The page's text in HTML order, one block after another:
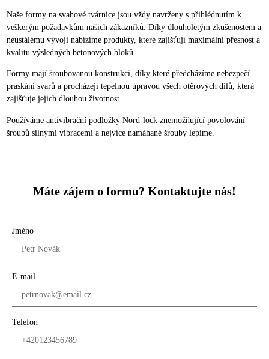
Naše formy na svahové tvárnice jsou vždy navrženy s přihlédnutím k
veškerým požadavkům našich zákazníků. Díky dlouholetým zkušenostem a
neustálému vývoji nabízíme produkty, které zajišťují maximální přesnost a
kvalitu výsledných betonových bloků.
Formy mají šroubovanou konstrukci, díky které předcházíme nebezpečí
praskání svarů a procházejí tepelnou úpravou všech otěrových dílů, která
zajišťuje jejich dlouhou životnost.
Používáme antivibrační podložky Nord-lock znemožňující povolování
šroubů silnými vibracemi a nejvíce namáhané šrouby lepíme.
Máte zájem o formu? Kontaktujte nás!
Jméno
E-mail
Telefon